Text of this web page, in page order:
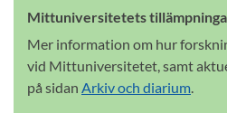
Mittuniversitetets
Mer information om hur
vid Mittuniversitetet, samt
på sidan Arkiv och diarium.